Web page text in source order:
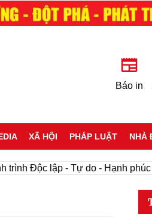
Báo in
XÃ HỘI PHÁP LUẬT NHÀ
Độc lập - Tự do - Hạnh phúc